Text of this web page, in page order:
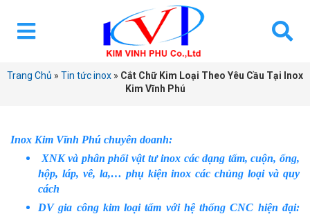
Trang Chủ » Tin tức inox » Cắt Chữ Kim Loại Theo Yêu Cầu Tại Inox
Kim Vĩnh Phú
Inox Kim Vĩnh Phú chuyên doanh:
XNK và phân phối vật tư inox các dạng tấm, cuộn, ống,
hộp, láp, vê, la,… phụ kiện inox các chủng loại và quy
cách
DV gia công kim loại tấm với hệ thống CNC hiện đại: